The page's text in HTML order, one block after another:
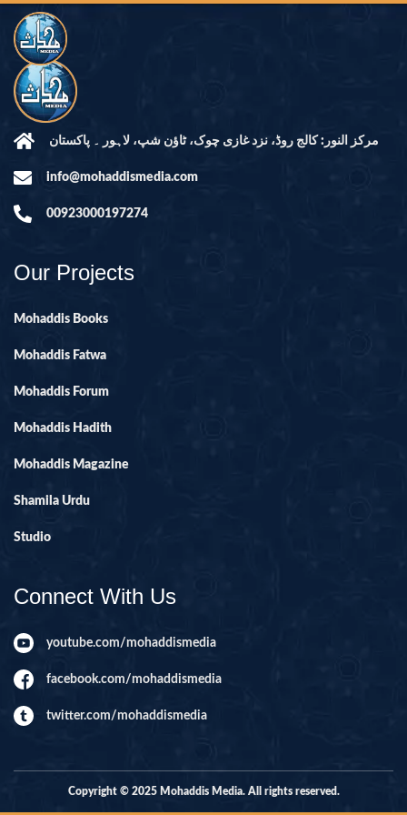
مرکز النور: کالج روڈ، نزد غازی چوک، ٹاؤن شپ، لاہور ۔ پاکستان
info@mohaddismedia.com
00923000197274
Our Projects
Mohaddis Books
Mohaddis Fatwa
Mohaddis Forum
Mohaddis Hadith
Mohaddis Magazine
Shamila Urdu
Studio
Connect With Us
youtube.com/mohaddismedia
facebook.com/mohaddismedia
twitter.com/mohaddismedia
Copyright © 2025 Mohaddis Media. All rights reserved.